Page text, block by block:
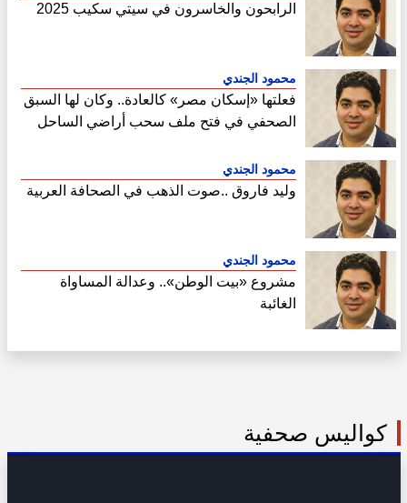
الرابحون والخاسرون في سيتي سكيب 2025
محمود الجندي
فعلتها «إسكان مصر» كالعادة.. وكان لها السبق
الصحفي في فتح ملف سحب أراضي الساحل
محمود الجندي
وليد فاروق ..صوت الذهب في الصحافة العربية
محمود الجندي
مشروع «بيت الوطن».. وعدالة المساواة
الغائبة
كواليس صحفية